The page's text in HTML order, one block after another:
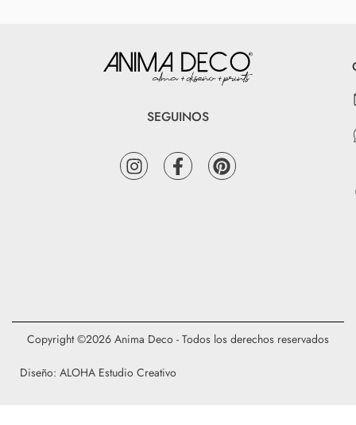
SEGUINOS
Diseño: ALOHA Estudio Creativo
Copyright ©2026 Anima Deco - Todos los derechos reservados